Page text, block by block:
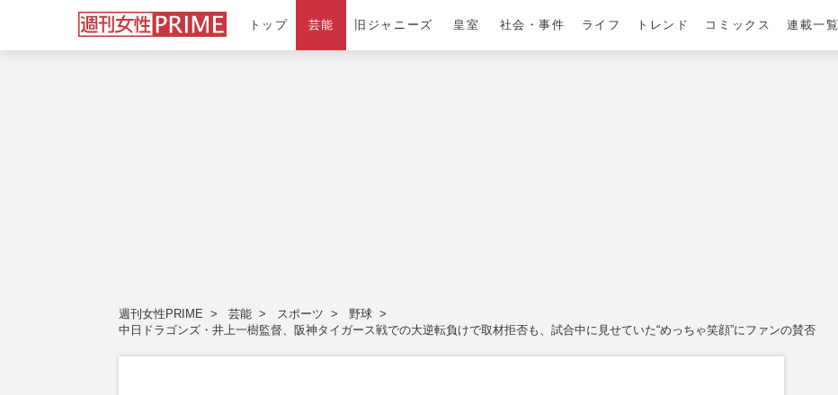
トップ 芸能 旧ジャニーズ 皇室 社会・事件 ライフ トレンド コミックス 連載一覧
週刊女性PRIME 芸能 スポーツ
野球
中日ドラゴンズ・井上一樹監督、阪神タイガース戦での大逆転負けで取材拒否も、試合中に見せていた“めっちゃ笑顔”にファンの賛否